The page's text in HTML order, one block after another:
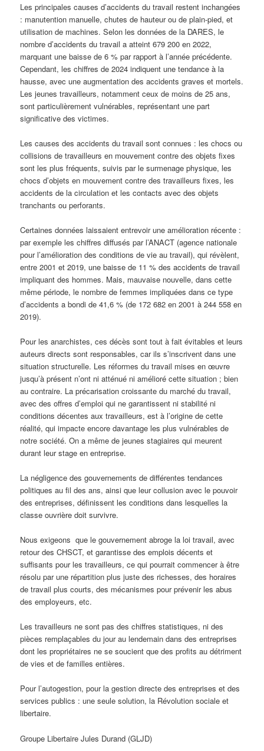
Les principales causes d’accidents du travail restent inchangées
: manutention manuelle, chutes de hauteur ou de plain-pied, et
utilisation de machines. Selon les données de la DARES, le
nombre d’accidents du travail a atteint 679 200 en 2022,
marquant une baisse de 6 % par rapport à l’année précédente.
Cependant, les chiffres de 2024 indiquent une tendance à la
hausse, avec une augmentation des accidents graves et mortels.
Les jeunes travailleurs, notamment ceux de moins de 25 ans,
sont particulièrement vulnérables, représentant une part
significative des victimes.
Les causes des accidents du travail sont connues : les chocs ou
collisions de travailleurs en mouvement contre des objets fixes
sont les plus fréquents, suivis par le surmenage physique, les
chocs d’objets en mouvement contre des travailleurs fixes, les
accidents de la circulation et les contacts avec des objets
tranchants ou perforants.
Certaines données laissaient entrevoir une amélioration récente :
par exemple les chiffres diffusés par l’ANACT (agence nationale
pour l’amélioration des conditions de vie au travail), qui révèlent,
entre 2001 et 2019, une baisse de 11 % des accidents de travail
impliquant des hommes. Mais, mauvaise nouvelle, dans cette
même période, le nombre de femmes impliquées dans ce type
d’accidents a bondi de 41,6 % (de 172 682 en 2001 à 244 558 en
2019).
Pour les anarchistes, ces décès sont tout à fait évitables et leurs
auteurs directs sont responsables, car ils s’inscrivent dans une
situation structurelle. Les réformes du travail mises en œuvre
jusqu’à présent n’ont ni atténué ni amélioré cette situation ; bien
au contraire. La précarisation croissante du marché du travail,
avec des offres d’emploi qui ne garantissent ni stabilité ni
conditions décentes aux travailleurs, est à l’origine de cette
réalité, qui impacte encore davantage les plus vulnérables de
notre société. On a même de jeunes stagiaires qui meurent
durant leur stage en entreprise.
La négligence des gouvernements de différentes tendances
politiques au fil des ans, ainsi que leur collusion avec le pouvoir
des entreprises, définissent les conditions dans lesquelles la
classe ouvrière doit survivre.
Nous exigeons que le gouvernement abroge la loi travail, avec
retour des CHSCT, et garantisse des emplois décents et
suffisants pour les travailleurs, ce qui pourrait commencer à être
résolu par une répartition plus juste des richesses, des horaires
de travail plus courts, des mécanismes pour prévenir les abus
des employeurs, etc.
Les travailleurs ne sont pas des chiffres statistiques, ni des
pièces remplaçables du jour au lendemain dans des entreprises
dont les propriétaires ne se soucient que des profits au détriment
de vies et de familles entières.
Pour l’autogestion, pour la gestion directe des entreprises et des
services publics : une seule solution, la Révolution sociale et
libertaire.
Groupe Libertaire Jules Durand (GLJD)